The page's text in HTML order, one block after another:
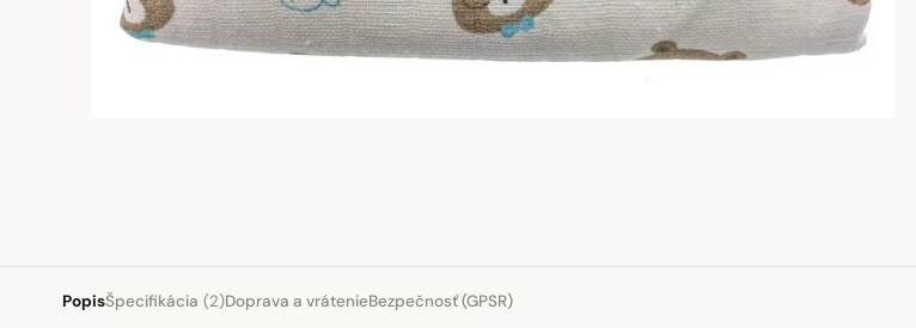
PopisŠpecifikácia (2)Doprava a vrátenieBezpečnosť (GPSR)